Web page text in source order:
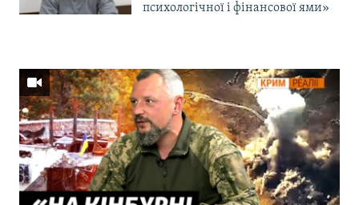
психологічної і фінансової ями»